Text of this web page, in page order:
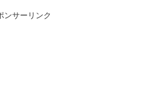
ンサーリンク